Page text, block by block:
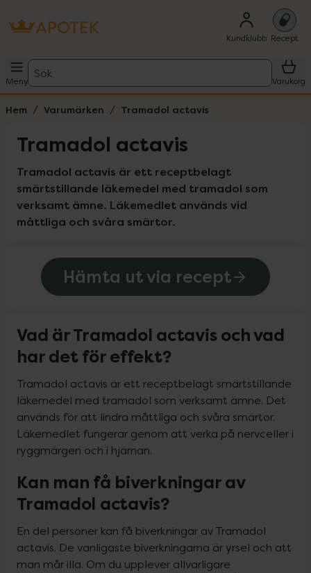
Kundklubb Recept
Meny
Sök
Varukorg
Hem Varumärken Tramadol actavis
Tramadol actavis
Tramadol actavis är ett receptbelagt
smärtstillande läkemedel med tramadol som
verksamt ämne. Läkemedlet används vid
måttliga och svåra smärtor.
Hämta ut via recept
Vad är Tramadol actavis och vad
har det för effekt?
Tramadol actavis är ett receptbelagt smärtstillande
läkemedel med tramadol som verksamt ämne. Det
används för att lindra måttliga och svåra smärtor.
Läkemedlet fungerar genom att verka på nervceller i
ryggmärgen och i hjärnan.
Kan man få biverkningar av
Tramadol actavis?
En del personer kan få biverkningar av Tramadol
actavis. De vanligaste biverkningarna är yrsel och att
man mår illa. Om du upplever allvarligare